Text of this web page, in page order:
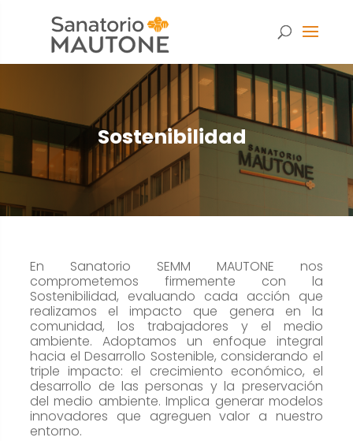
Sostenibilidad
En Sanatorio SEMM MAUTONE nos
comprometemos firmemente con la
Sostenibilidad, evaluando cada acción que
realizamos el impacto que genera en la
comunidad, los trabajadores y el medio
ambiente. Adoptamos un enfoque integral
hacia el Desarrollo Sostenible, considerando el
triple impacto: el crecimiento económico, el
desarrollo de las personas y la preservación
del medio ambiente. Implica generar modelos
innovadores que agreguen valor a nuestro
entorno.
Necesarias
Estas
cookies no
son
opcionales.
Son